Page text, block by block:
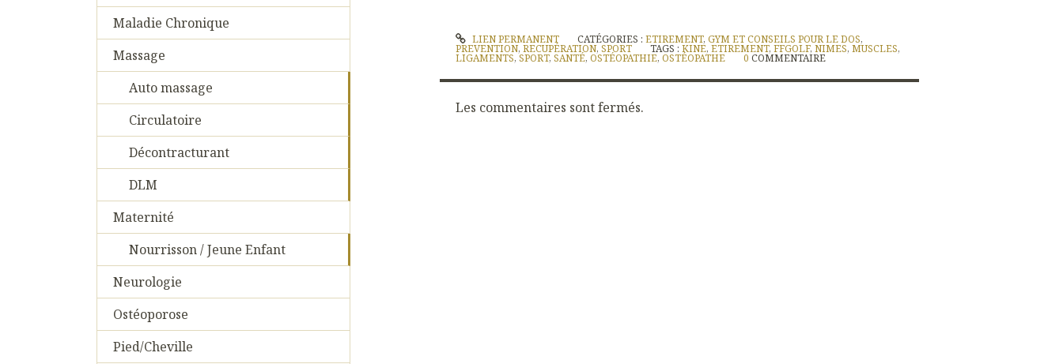
Maladie Chronique
Massage
Auto massage
Circulatoire
Décontracturant
DLM
Maternité
Nourrisson / Jeune Enfant
Neurologie
Ostéoporose
Pied/Cheville
LIEN PERMANENT CATÉGORIES : ETIREMENT, GYM ET CONSEILS POUR LE DOS,
PREVENTION,RECUPÉRATION,SPORT TAGS :KINE,ETIREMENT,FFGOLF,NIMES,MUSCLES,
LIGAMENTS,SPORT,SANTÉ,OSTÉOPATHIE,OSTÉOPATHE 0 COMMENTAIRE
Les commentaires sont fermés.